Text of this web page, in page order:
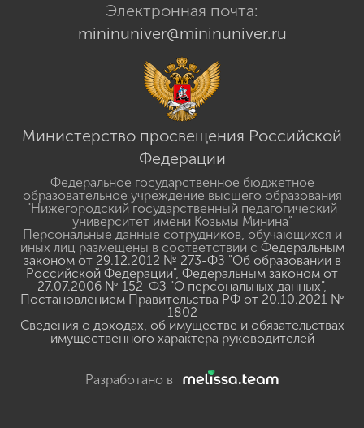
Электронная почта:
mininuniver@mininuniver.ru
Министерство просвещения Российской
Федерации
Федеральное государственное бюджетное
образовательное учреждение высшего образования
"Нижегородский государственный педагогический
университет имени Козьмы Минина"
Персональные данные сотрудников, обучающихся и
иных лиц размещены в соответствии с Федеральным
законом от 29.12.2012 № 273-ФЗ "Об образовании в
Российской Федерации", Федеральным законом от
27.07.2006 № 152-ФЗ "О персональных данных",
Постановлением Правительства РФ от 20.10.2021 №
1802
Сведения о доходах, об имуществе и обязательствах
имущественного характера руководителей
Разработано в